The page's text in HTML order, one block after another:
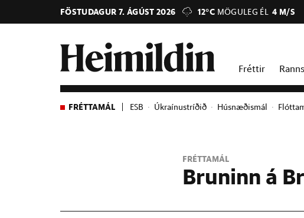
FÖSTUDAGUR 7. ÁGÚST 2026 12°C MÖGULEG ÉL 4 M/S
Fréttir
FRÉTTAMÁL ESB Úkraínustríðið Húsnæðismál
FRÉTTAMÁL
Bruninn á